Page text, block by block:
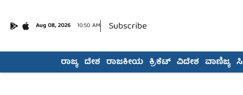
Aug 08, 2026 10:50 AM Subscribe
ರಾಜ್ಯ ದೇಶ ರಾಜಕೀಯ ಕ್ರಿಕೆಟ್ ವಿದೇಶ ವಾಣಿಜ್ಯ